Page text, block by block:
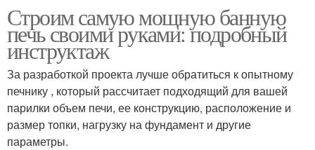
Строим самую мощную банную
печь своими руками: подробный
инструктаж
За разработкой проекта лучше обратиться к опытному
печнику , который рассчитает подходящий для вашей
парилки объем печи, ее конструкцию, расположение и
размер топки, нагрузку на фундамент и другие
параметры.